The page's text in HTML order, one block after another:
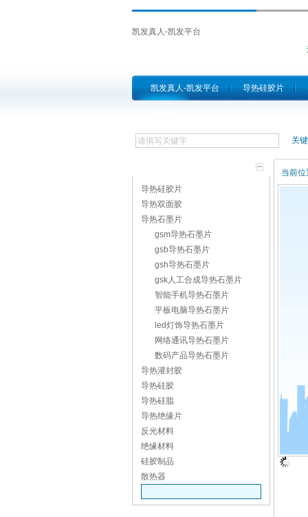
凯发真人-凯发平台
凯发真人-凯发平台 导热硅胶片
关
导热硅胶片
导热双面胶
导热石墨片
gsm导热石墨片
gsb导热石墨片
gsh导热石墨片
gsk人工合成导热石墨片
智能手机导热石墨片
平板电脑导热石墨片
led灯饰导热石墨片
网络通讯导热石墨片
数码产品导热石墨片
导热灌封胶
导热硅胶
导热硅脂
导热绝缘片
反光材料
绝缘材料
硅胶制品
散热器
当前位